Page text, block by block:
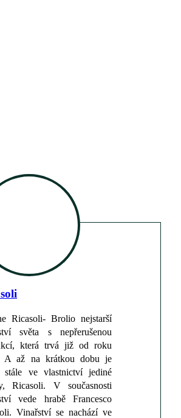
Ricasoli- Brolio nejstarší
světa s nepřerušenou
která trvá již od roku
A až na krátkou dobu je
stále ve vlastnictví jediné
Ricasoli. V současnosti
vede hrabě Francesco
Vinařství se nachází ve